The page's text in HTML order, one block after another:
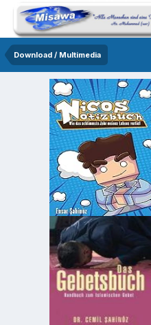
Download / Multimedia